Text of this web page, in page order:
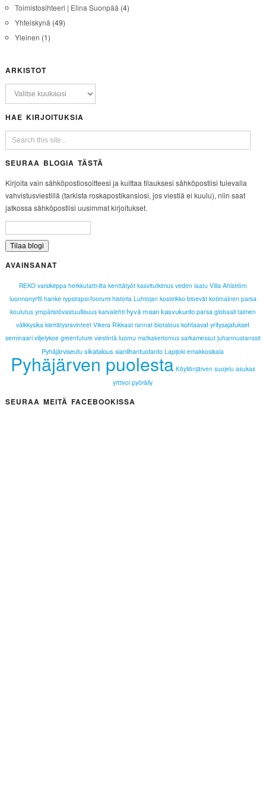
Toimistosihteeri | Elina Suonpää (4)
Yhteiskynä (49)
Yleinen (1)
ARKISTOT
HAE KIRJOITUKSIA
SEURAA BLOGIA TÄSTÄ
Kirjoita vain sähköpostiosoitteesi ja kuittaa tilauksesi sähköpostiisi tulevalla
vahvistusviestillä (tarkista roskapostikansiosi, jos viestiä ei kuulu), niin saat
jatkossa sähköpostiisi uusimmat kirjoitukset.
AVAINSANAT
REKO varsikirppa herkkutatti-ilta kenttätyöt kasvitutkimus veden laatu Villa Ahlström
luonnonyrtti hanke rypsirapsi-foorumi historia Luhtojan kosteikko bioevät kotimainen parsa
koulutus ympäristövastuullisuus karvalehti hyvä maan kasvukunto parsa globaali taimen
välkkysika kierrätysravinteet Vikera Rikkaat rannat biotalous kohtaavat yritysajatukset
seminaari viljelykoe greenfuture viestintä luomu matkakertomus sarkamessut juhannustanssit
Pyhäjärviseutu sikatalous sianlihantuotanto Lapijoki emakkosikala
Pyhäjärven puolesta Köyliönjärven suojelu asukas
yrttivoi pyöräily
SEURAA MEITÄ FACEBOOKISSA